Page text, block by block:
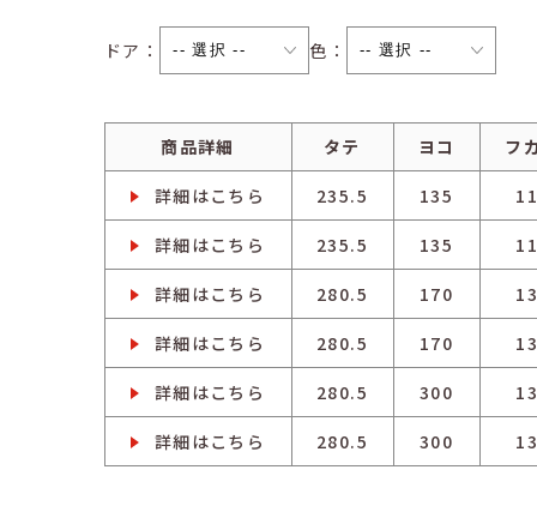
ドア： 色：
商品詳細 タテ ヨコ フ
詳細はこちら 235.5 135
詳細はこちら 235.5 135
詳細はこちら 280.5 170
詳細はこちら 280.5 170
詳細はこちら 280.5 300
詳細はこちら 280.5 300